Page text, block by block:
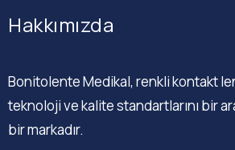
Hakkımızda
Bonitolente Medikal, renkli kontakt
teknoloji ve kalite standartlarını bir
bir markadır.